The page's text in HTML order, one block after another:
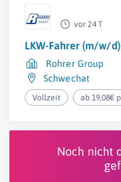
vor 24 T
LKW-Fahrer (m/w/
Rohrer Group
Schwechat
Vollzeit ab 19,08€
Noch nicht